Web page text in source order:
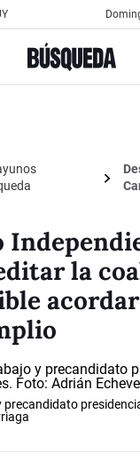
la
precandidato